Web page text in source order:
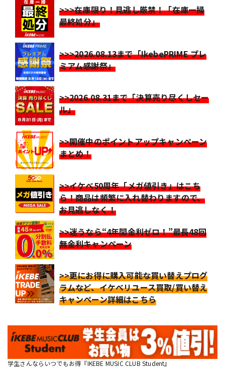
>>>在庫限り！見逃し厳禁！「在庫一掃
最終処分」
>>>2026.08.13まで「IkebePRIME プレ
ミアム感謝祭」
>>2026.08.31まで「決算売り尽くしセー
ル」
>>開催中のポイントアップキャンペーン
まとめ！
>>イケベ50周年「メガ値引き」はこち
ら！商品は頻繁に入れ替わりますので、
お見逃しなく！
>>迷うなら“4年間金利ゼロ！”最長48回
無金利キャンペーン
>>更にお得に購入可能な買い替えプログ
ラムなど、イケベリユース買取/買い替え
キャンペーン詳細はこちら
学生さんならいつでもお得『IKEBE MUSIC CLUB Student』